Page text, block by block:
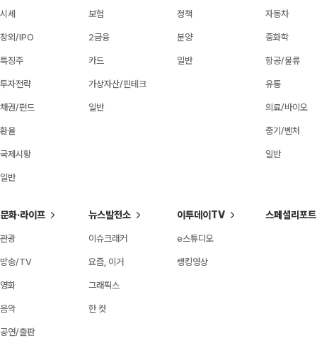
시세
장외/IPO
특징주
투자전략
채권/펀드
환율
국제시황
일반
보험
2금융
카드
가상자산/핀테크
일반
정책
분양
일반
자동차
중화학
항공/물류
유통
의료/바이오
중기/벤처
일반
문화·라이프
관광
방송/TV
영화
음악
공연/출판
뉴스발전소
이슈크래커
요즘, 이거
그래픽스
한 컷
이투데이TV
e스튜디오
랭킹영상
스페셜리포트